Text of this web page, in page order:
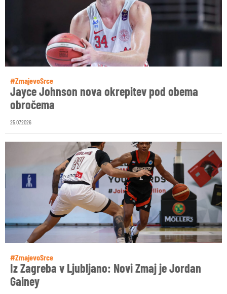
#ZmajevoSrce
Jayce Johnson nova okrepitev pod obema
obročema
25.07.2026
#ZmajevoSrce
Iz Zagreba v Ljubljano: Novi Zmaj je Jordan
Gainey